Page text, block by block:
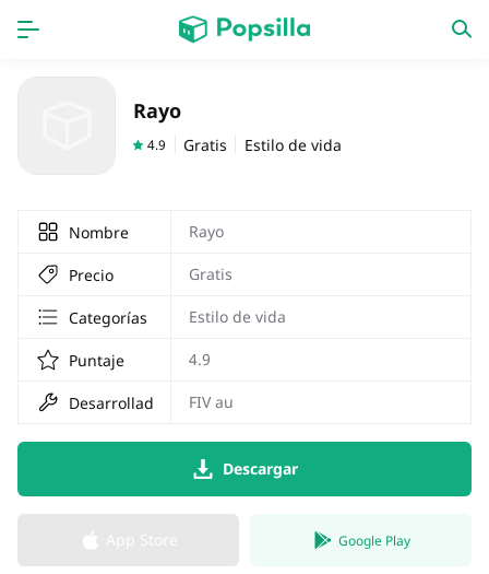
Novedades
Rayo
4.9 Gratis Estilo de vida
Nombre Rayo
Precio Gratis
Categorías Estilo de vida
Puntaje 4.9
Desarrollador FIV au
Descargar
Google Play